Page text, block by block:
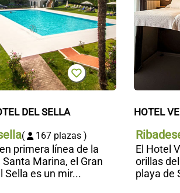
DEL SELLA
( 167 plazas )
primera línea de la
Santa Marina, el Gran
Sella es un mir...
HOTEL
El Hotel
orillas
playa de